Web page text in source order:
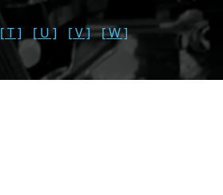
[ T ] [ U ] [ V ]
[ W ]